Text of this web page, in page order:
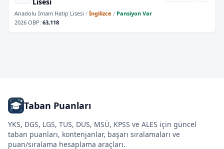
Anadolu İmam Hatip Lisesi / İngilizce / Pansiyon Var
2026 OBP: 63,118
Taban Puanları
YKS, DGS, LGS, TUS, DUS, MSÜ, KPSS ve ALES için güncel
taban puanları, kontenjanlar, başarı sıralamaları ve
puan/sıralama hesaplama araçları.